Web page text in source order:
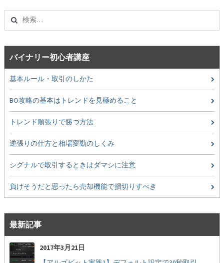
ー
シ
ョ
ン
バイナリー初心者講座
基本ルール・取引のしかた
BO攻略の基本はトレンドを見極めること
トレンド順張りで勝つ方法
逆張りの仕方と相場変動のしくみ
シグナルで取引するときはダマシに注意
負けそうだと思ったら売却機能で損切りすべき
最新記事
2017年3月21日